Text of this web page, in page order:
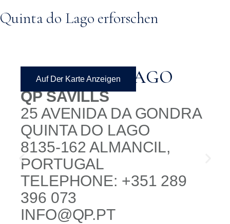
Quinta do Lago erforschen
QUINTA DO LAGO
QP SAVILLS
25 AVENIDA DA GONDRA
QUINTA DO LAGO
8135-162 ALMANCIL,
PORTUGAL
TELEPHONE: +351 289
396 073
INFO@QP.PT
Auf Der Karte Anzeigen